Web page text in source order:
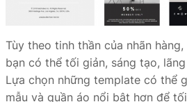
Tùy theo tinh thần của nhãn
bạn có thể tối giản, sáng tạo,
Lựa chọn những template có thể
mẫu và quần áo nổi bật hơn để